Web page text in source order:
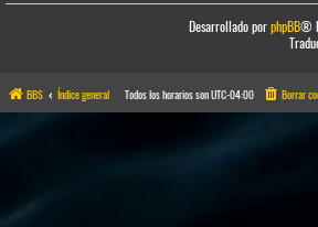
Desarrollado porphpBB®
BBS Índice general Todos los horarios sonUTC-04:00 Borrar